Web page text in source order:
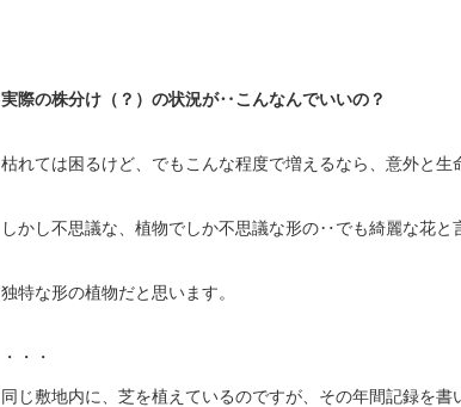
実際の株分け（？）の状況が‥こんなんでいいの？
枯れては困るけど、でもこんな程度で増えるなら、意外と生
しかし不思議な、植物でしか不思議な形の‥でも綺麗な花と
独特な形の植物だと思います。
・・・
同じ敷地内に、芝を植えているのですが、その年間記録を書